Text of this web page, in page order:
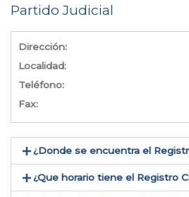
Partido Judicial
Dirección:
Localidad:
Teléfono:
Fax:
¿Donde se encuentra el
¿Que horario tiene el Registro